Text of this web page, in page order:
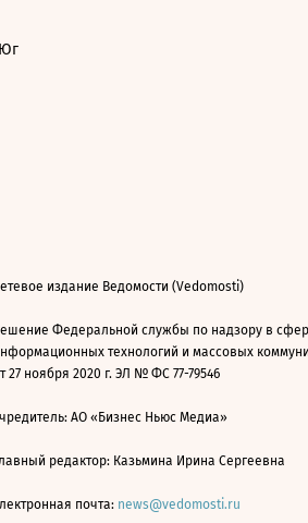
издание Ведомости (Vedomosti)
Федеральной службы по надзору в
технологий и массовых
27 ноября 2020 г. ЭЛ № ФС 77-79546
АО «Бизнес Ньюс Медиа»
редактор: Казьмина Ирина Сергеевна
почта: news@vedomosti.ru